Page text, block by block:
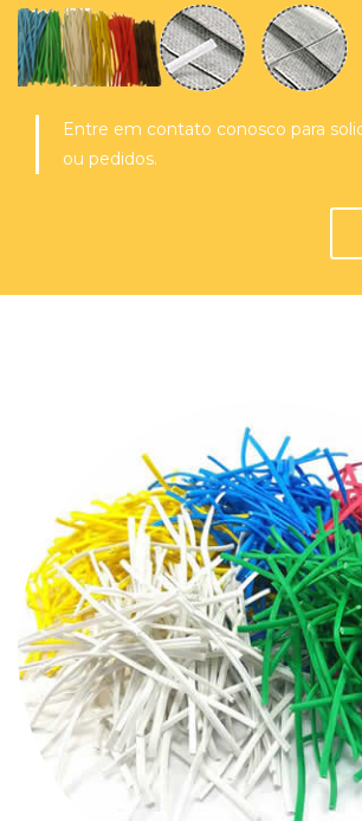
Entre em contato conosco para
ou pedidos.